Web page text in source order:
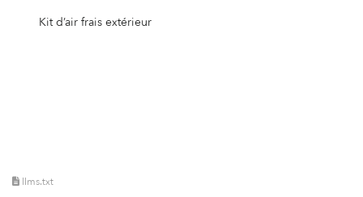
Kit d’air frais extérieur
llms.txt